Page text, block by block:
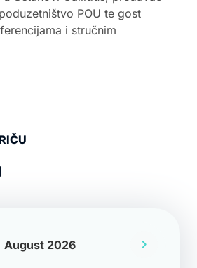
POU te gost
i stručnim
August 2026